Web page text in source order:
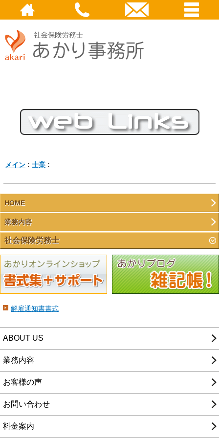
メイン : 士業 :
HOME
業務内容
社会保険労務士
解雇通知書書式
ABOUT US
業務内容
お客様の声
お問い合わせ
料金案内